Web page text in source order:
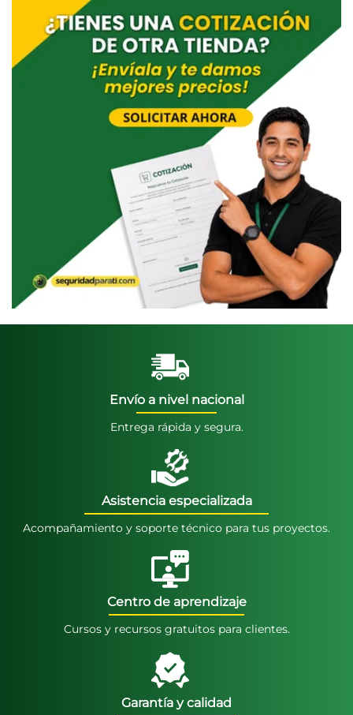
Envío a nivel nacional
Entrega rápida y segura.
Asistencia especializada
Acompañamiento y soporte técnico para tus proyectos.
Centro de aprendizaje
Cursos y recursos gratuitos para clientes.
Garantía y calidad